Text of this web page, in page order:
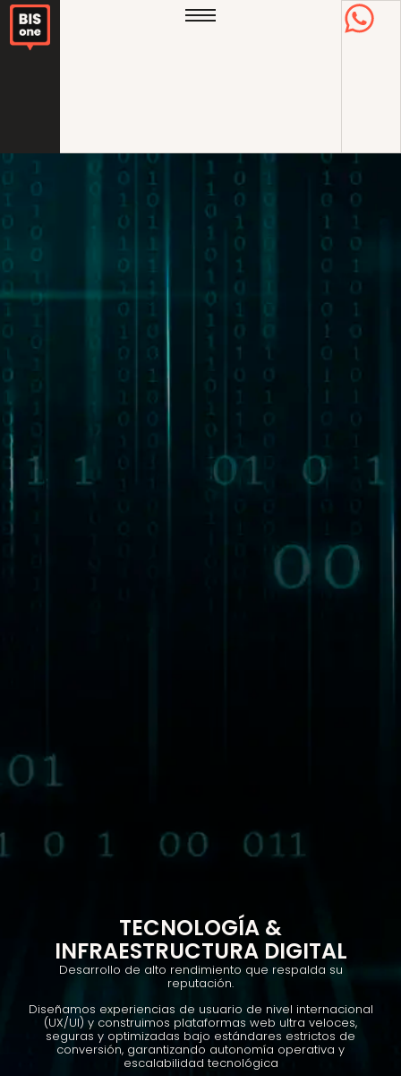
TECNOLOGÍA &
INFRAESTRUCTURA DIGITAL
Desarrollo de alto rendimiento que respalda su
reputación.
Diseñamos experiencias de usuario de nivel internacional
(UX/UI) y construimos plataformas web ultra veloces,
seguras y optimizadas bajo estándares estrictos de
conversión, garantizando autonomía operativa y
escalabilidad tecnológica